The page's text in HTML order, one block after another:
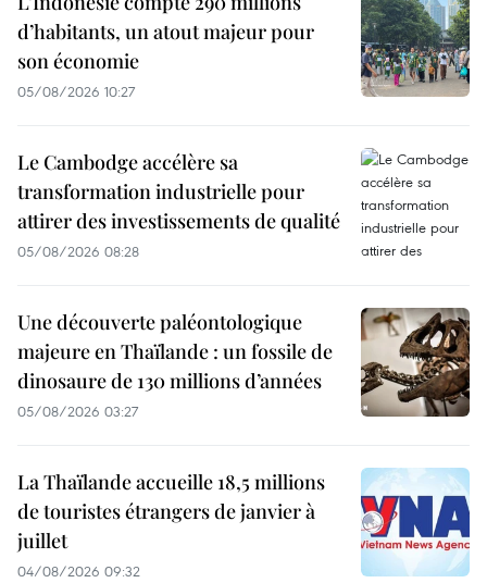
d’habitants, un atout majeur pour
son économie
05/08/2026 10:27
Le Cambodge accélère sa
transformation industrielle pour
attirer des investissements de qualité
05/08/2026 08:28
Une découverte paléontologique
majeure en Thaïlande : un fossile de
dinosaure de 130 millions d’années
05/08/2026 03:27
La Thaïlande accueille 18,5 millions
de touristes étrangers de janvier à
juillet
04/08/2026 09:32